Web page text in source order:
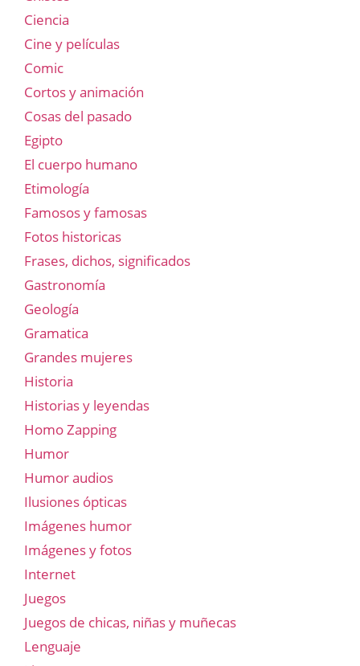
Ciencia
Cine y películas
Comic
Cortos y animación
Cosas del pasado
Egipto
El cuerpo humano
Etimología
Famosos y famosas
Fotos historicas
Frases, dichos, significados
Gastronomía
Geología
Gramatica
Grandes mujeres
Historia
Historias y leyendas
Homo Zapping
Humor
Humor audios
Ilusiones ópticas
Imágenes humor
Imágenes y fotos
Internet
Juegos
Juegos de chicas, niñas y muñecas
Lenguaje